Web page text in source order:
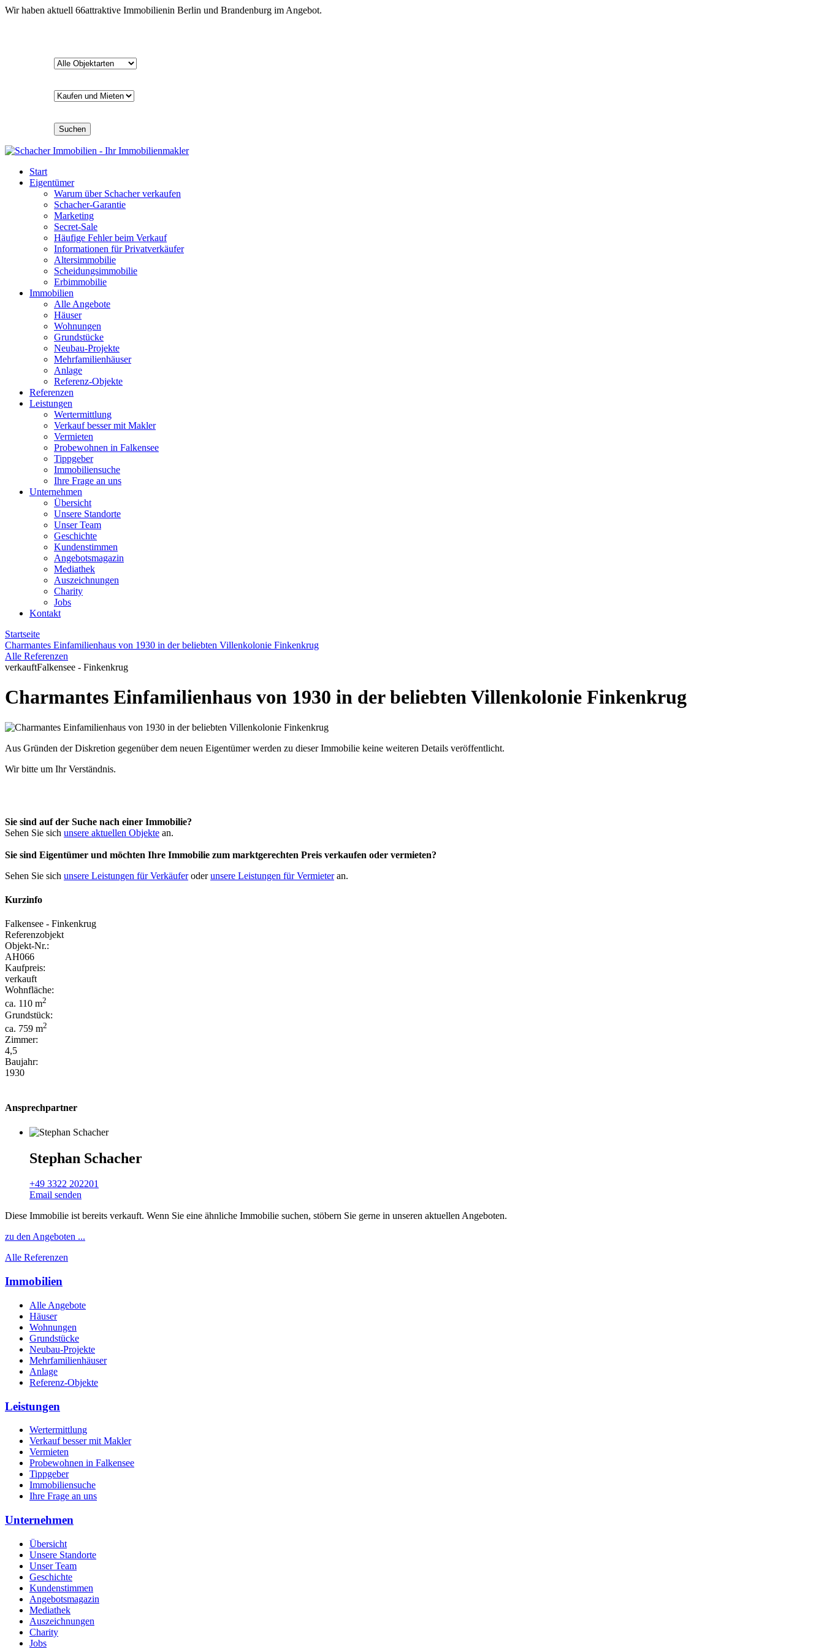
Wir haben aktuell 66attraktive Immobilienin Berlin und Brandenburg im Angebot.
Suchen
Start
Eigentümer
Warum über Schacher verkaufen
Schacher-Garantie
Marketing
Secret-Sale
Häufige Fehler beim Verkauf
Informationen für Privatverkäufer
Altersimmobilie
Scheidungsimmobilie
Erbimmobilie
Immobilien
Alle Angebote
Häuser
Wohnungen
Grundstücke
Neubau-Projekte
Mehrfamilienhäuser
Anlage
Referenz-Objekte
Referenzen
Leistungen
Wertermittlung
Verkauf besser mit Makler
Vermieten
Probewohnen in Falkensee
Tippgeber
Immobiliensuche
Ihre Frage an uns
Unternehmen
Übersicht
Unsere Standorte
Unser Team
Geschichte
Kundenstimmen
Angebotsmagazin
Mediathek
Auszeichnungen
Charity
Jobs
Kontakt
Startseite
Charmantes Einfamilienhaus von 1930 in der beliebten Villenkolonie Finkenkrug
Alle Referenzen
verkauftFalkensee - Finkenkrug
Charmantes Einfamilienhaus von 1930 in der beliebten Villenkolonie Finkenkrug
Aus Gründen der Diskretion gegenüber dem neuen Eigentümer werden zu dieser Immobilie keine weiteren Details veröffentlicht.
Wir bitte um Ihr Verständnis.
Sie sind auf der Suche nach einer Immobilie?
Sehen Sie sich unsere aktuellen Objekte an.
Sie sind Eigentümer und möchten Ihre Immobilie zum marktgerechten Preis verkaufen oder vermieten?
Sehen Sie sich unsere Leistungen für Verkäuferoderunsere Leistungen für Vermieteran.
Kurzinfo
Falkensee - Finkenkrug
Referenzobjekt
Objekt-Nr.:
AH066
Kaufpreis:
verkauft
Wohnfläche:
ca. 110 m2
Grundstück:
ca. 759 m2
Zimmer:
4,5
Baujahr:
1930
Ansprechpartner
Stephan Schacher
+49 3322 202201
Email senden
Diese Immobilie ist bereits verkauft. Wenn Sie eine ähnliche Immobilie suchen, stöbern Sie gerne in unseren aktuellen Angeboten.
zu den Angeboten ...
Alle Referenzen
Immobilien
Alle Angebote
Häuser
Wohnungen
Grundstücke
Neubau-Projekte
Mehrfamilienhäuser
Anlage
Referenz-Objekte
Leistungen
Wertermittlung
Verkauf besser mit Makler
Vermieten
Probewohnen in Falkensee
Tippgeber
Immobiliensuche
Ihre Frage an uns
Unternehmen
Übersicht
Unsere Standorte
Unser Team
Geschichte
Kundenstimmen
Angebotsmagazin
Mediathek
Auszeichnungen
Charity
Jobs